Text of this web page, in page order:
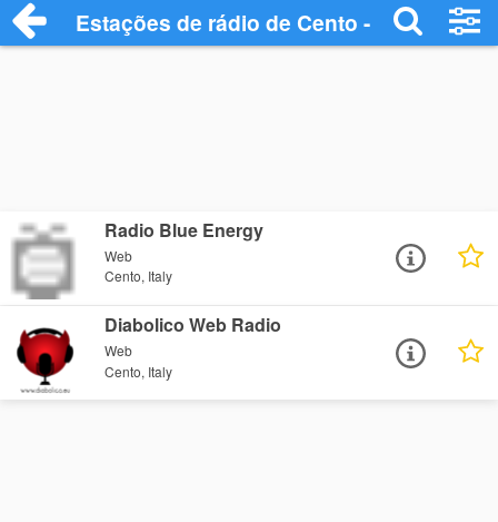
Estações de rádio de Cento - Ouça
Radio Blue Energy
Web
Cento, Italy
Diabolico Web Radio
Web
Cento, Italy